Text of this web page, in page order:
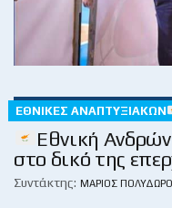
ΕΘΝΙΚΈΣ ΑΝΑΠΤΥΞΙΑΚΏΝ
Εθνική
στο δικό της
Συντάκτης: ΜΆΡΙΟΣ